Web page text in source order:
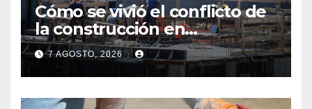
Cómo se vivió el conflicto de
la construcción en
Maldonado, un
departamento donde el
sector tiene sus
particularidades
7 AGOSTO, 2026